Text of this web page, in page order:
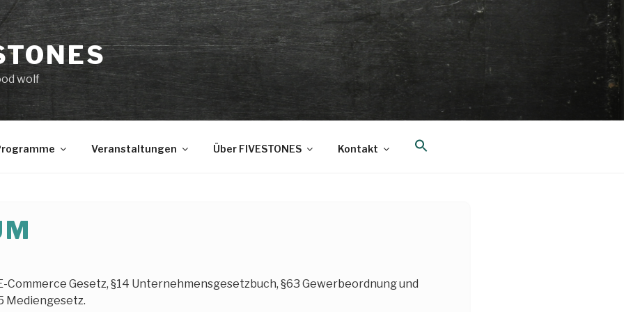
wolf
Veranstaltungen Über FIVESTONES Kontakt
Gesetz, §14 Unternehmensgesetzbuch, §63 Gewerbeordnung und
Mediengesetz.